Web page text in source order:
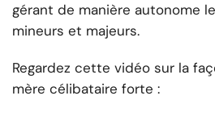
gérant de manière autonome
mineurs et majeurs.
Regardez cette vidéo sur la
mère célibataire forte :